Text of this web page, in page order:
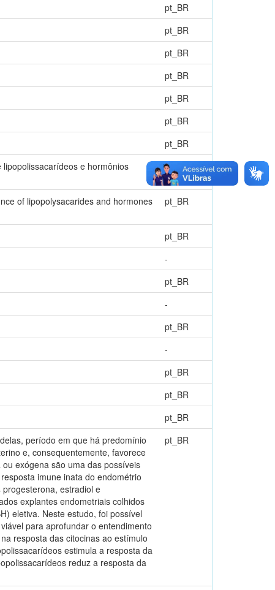
pt_BR
pt_BR
pt_BR
pt_BR
pt_BR
pt_BR
pt_BR
e hormônios
pt_BR
of lipopolysacarides and hormones
pt_BR
pt_BR
-
pt_BR
-
pt_BR
-
pt_BR
pt_BR
pt_BR
período em que há predomínio
e, consequentemente, favorece
exógena são uma das possíveis
imune inata do endométrio
estradiol e
explantes endometriais colhidos
eletiva. Neste estudo, foi possível
para aprofundar o entendimento
resposta das citocinas ao estímulo
estimula a resposta da
reduz a resposta da
pt_BR